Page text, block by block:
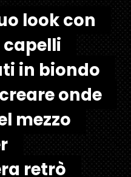
look con
in biondo
onde
mezzo
retrò
look con
in biondo
onde
mezzo
retrò